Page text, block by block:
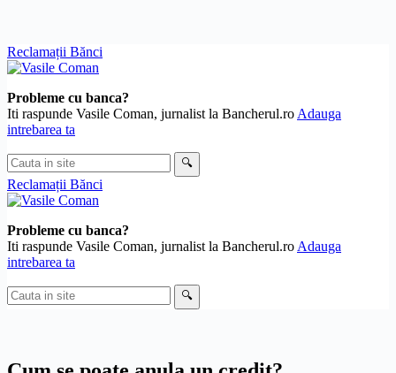
Skip
to
Reclamații Bănci
Probleme cu banca?
Iti raspunde Vasile Coman, jurnalist la Bancherul.ro Adauga
intrebarea ta
Cauta
in
site
🔍
Reclamații Bănci
Probleme cu banca?
Iti raspunde Vasile Coman, jurnalist la Bancherul.ro Adauga
intrebarea ta
Cauta
in
🔍